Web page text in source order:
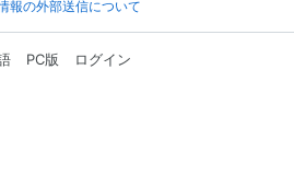
報の外部送信について
PC版 ログイン